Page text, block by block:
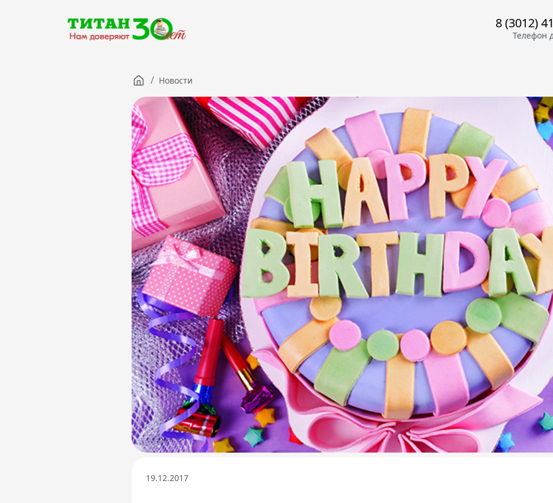
8 (3012)
Телефон
Версия для слабовидящих
8 (3012) 411-099
Телефон доверия
/ Новости
19.12.2017